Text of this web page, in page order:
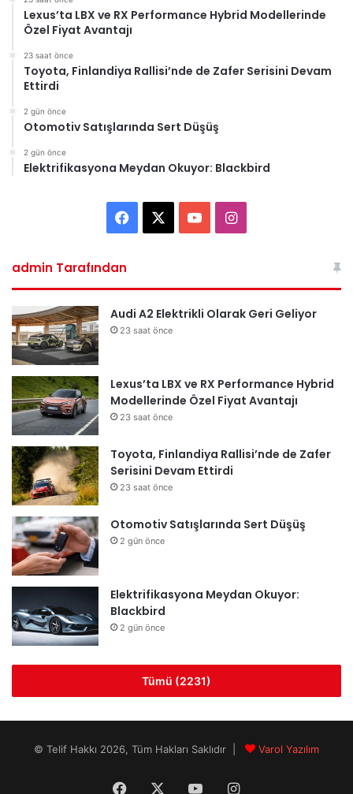
Lexus’ta LBX ve RX Performance Hybrid Modellerinde
Özel Fiyat Avantajı
23 saat önce
Toyota, Finlandiya Rallisi’nde de Zafer Serisini Devam
Ettirdi
2 gün önce
Otomotiv Satışlarında Sert Düşüş
2 gün önce
Elektrifikasyona Meydan Okuyor: Blackbird
e
o
T
e
I
t
g
r
admin Tarafından
Audi A2 Elektrikli Olarak Geri Geliyor
23 saat önce
Lexus’ta LBX ve RX Performance Hybrid
Modellerinde Özel Fiyat Avantajı
23 saat önce
Toyota, Finlandiya Rallisi’nde de Zafer
Serisini Devam Ettirdi
23 saat önce
Otomotiv Satışlarında Sert Düşüş
2 gün önce
Elektrifikasyona Meydan Okuyor:
Blackbird
2 gün önce
Tümü (2231)
© Telif Hakkı 2026, Tüm Hakları Saklıdır | Varol Yazılım
Facebook YouTubeInstagram